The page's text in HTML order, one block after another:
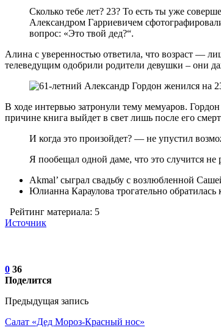
Сколько тебе лет? 23? То есть ты уже
Александром Гарриевичем
вопрос: «Это твой дед?“.
Алина с уверенностью ответила, что возраст —
телеведущим одобрили родители девушки – они
В ходе интервью затронули тему мемуаров.
причине книга выйдет в свет лишь после его
И когда это произойдет? — не упустил
Я пообещал одной даме, что это случится
Akmal’ сыграл свадьбу с возлюбленной
Юлианна Караулова трогательно
Рейтинг материала: 5
Источник
0 36
Поделится
Предыдущая запись
Салат «Дед Мороз-Красный нос»